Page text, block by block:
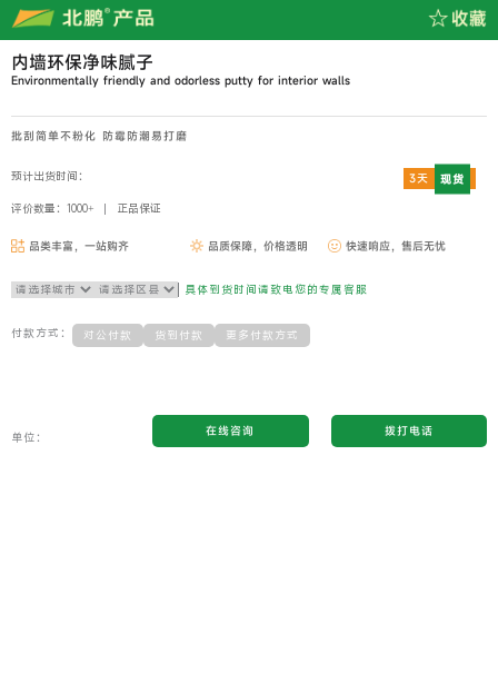
内墙环保净味腻子
Environmentally friendly and odorless putty for interior walls
批刮简单不粉化 防霉防潮易打磨
预计出货时间： 3天 现货
评价数量：1000+ 正品保证
品类丰富，一站购齐 品质保障，价格透明 快速响应，售后无忧
具体到货时间请致电您的专属客服
付款方式： 对公付款 货到付款 更多付款方式
单位： 在线咨询 拨打电话